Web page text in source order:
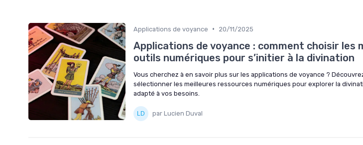
Applications de voyance • 20/11/2025
Applications de voyance : comment choisir les
outils numériques pour s’initier à la divination
Vous cherchez à en savoir plus sur les applications de voyance ?
sélectionner les meilleures ressources numériques pour explorer la
adapté à vos besoins.
par Lucien Duval